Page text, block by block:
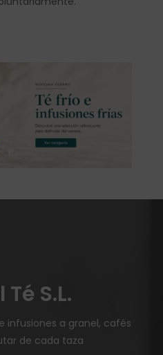
S.L.
infusiones a granel, cafés
de cada taza